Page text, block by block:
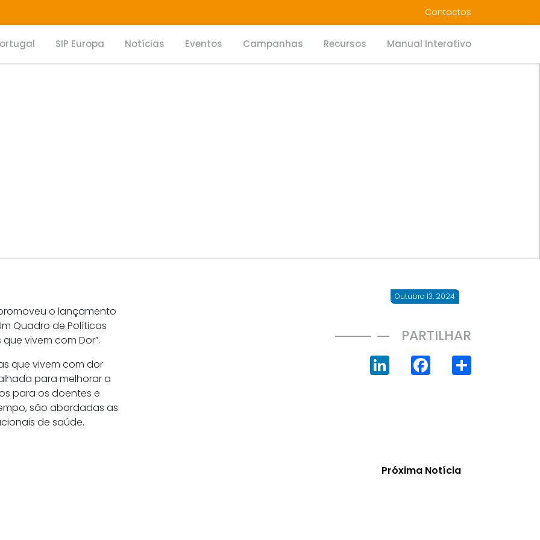
Contactos
SIP Europa Notícias Eventos Campanhas Recursos Manual Interativo
o lançamento
Quadro de Políticas
vivem com Dor”.
que vivem com dor
para melhorar a
para os doentes e
são abordadas as
de saúde.
Outubro 13, 2024
PARTILHAR
LinkedInFacebook
Próxima Notícia